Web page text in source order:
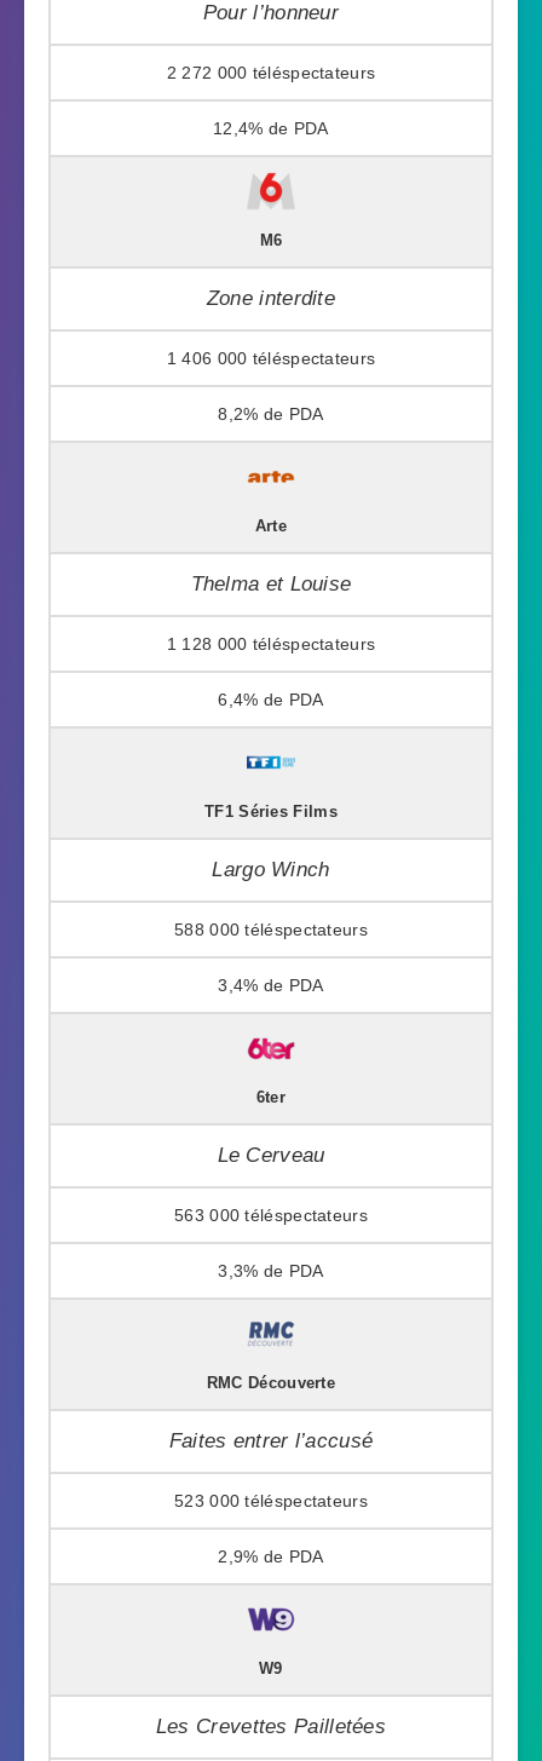
Pour l’honneur
2 272 000
12,4%
M6
Zone interdite
1 406 000
8,2%
Arte
Thelma et Louise
1 128 000
6,4%
TF1 Séries Films
Largo Winch
588 000
3,4%
6ter
Le Cerveau
563 000
3,3%
RMC Découverte
Faites entrer l’accusé
523 000
2,9%
W9
Les Crevettes Pailletées